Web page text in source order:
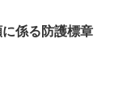
係る防護標章